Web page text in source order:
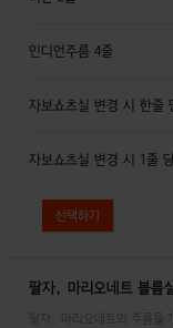
인디언주름 4줄
자보쇼츠실 변경 시 한줄
자보쇼츠실 변경 시 1줄
팔자, 마리오네트 볼륨
팔자, 마리오네트의 주름을